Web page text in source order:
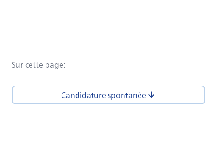
Sur cette page:
Candidature spontanée